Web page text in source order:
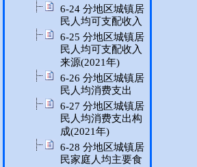
6-24 分地区城镇居
民人均可支配收入
6-25 分地区城镇居
民人均可支配收入
来源(2021年)
6-26 分地区城镇居
民人均消费支出
6-27 分地区城镇居
民人均消费支出构
成(2021年)
6-28 分地区城镇居
民家庭人均主要食